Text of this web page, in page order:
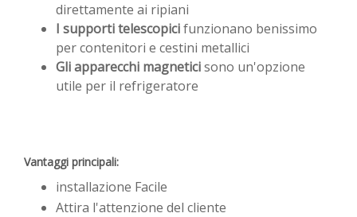
direttamente ai ripiani
I supporti telescopicifunzionano benissimo
per contenitori e cestini metallici
Gli apparecchi magneticisono un'opzione
utile per il refrigeratore
Vantaggi principali:
installazione Facile
Attira l'attenzione del cliente